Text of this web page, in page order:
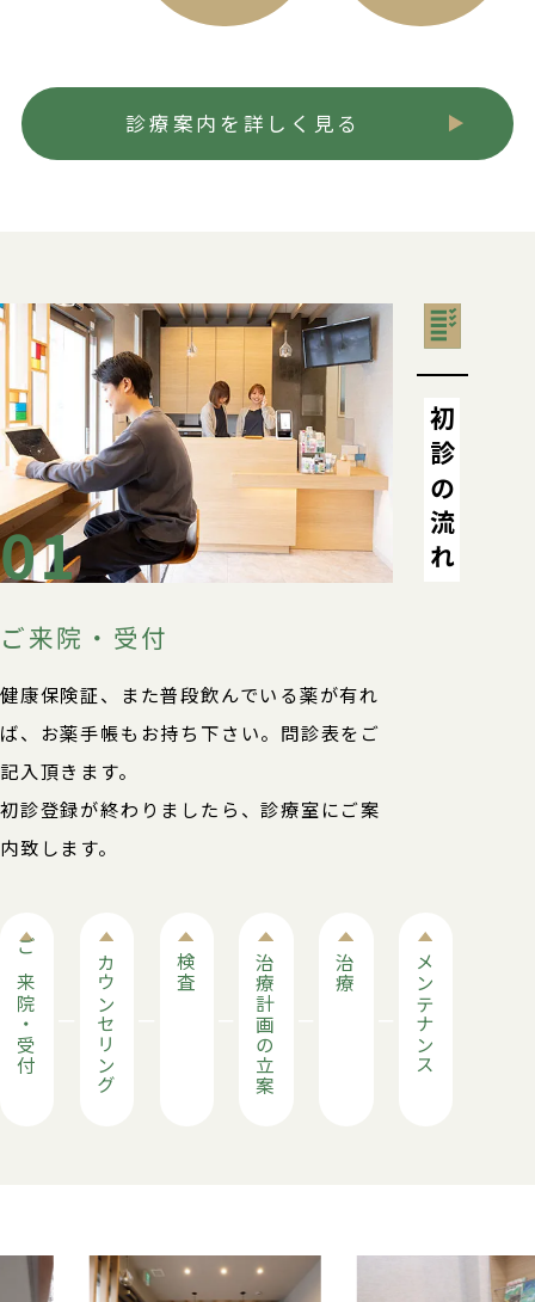
診療案内を詳しく見る
01
ご来院・受付
健康保険証、また普段飲んでいる薬が有れ
ば、お薬手帳もお持ち下さい。問診表をご
記入頂きます。
初診登録が終わりましたら、診療室にご案
内致します。
ご来院・受付 カウンセリング 検査 治療計画の立案 治療 メンテナンス
初診の流れ